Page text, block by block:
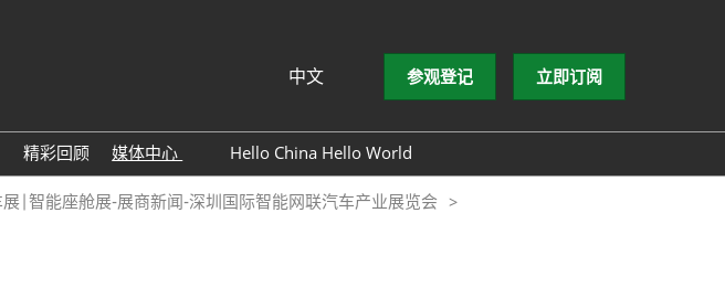
中文
English
Tiếng Việt
ภาษาไทย
参观登记 立即订阅
精彩回顾
媒体中心
展会新闻
Hello China Hello World
|智能座舱展-展商新闻-深圳国际智能网联汽车产业展览会